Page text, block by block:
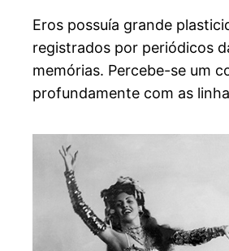
Eros possuía grande
registrados por periódicos
memórias. Percebe-se um
profundamente com as